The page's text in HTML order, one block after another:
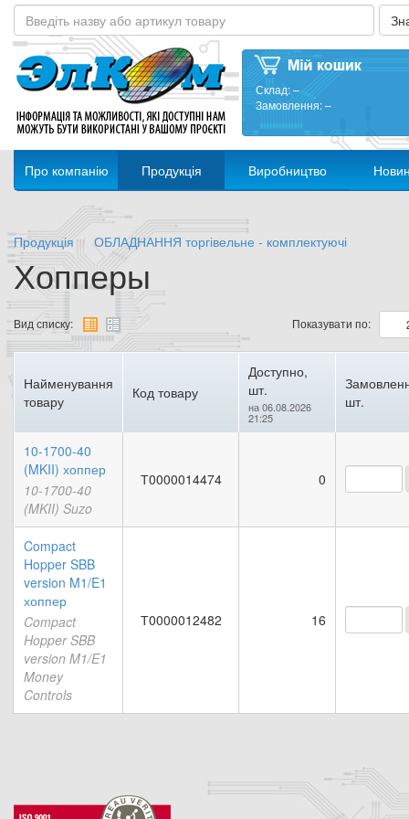
Склад:–
Замовлення:–
Про компанію Продукція Виробництво
Продукція ОБЛАДНАННЯ торгівельне - комплектуючі
Хопперы
Вид списку: Показувати по:
Найменування
товару
Код товару
Доступно,
шт.
на 06.08.2026
21:25
шт.
10-1700-40
(MKII) хоппер
10-1700-40
(MKII) Suzo
Т0000014474 0
Compact
Hopper SBB
version M1/E1
хоппер
Compact
Hopper SBB
version M1/E1
Money
Controls
Т0000012482 16